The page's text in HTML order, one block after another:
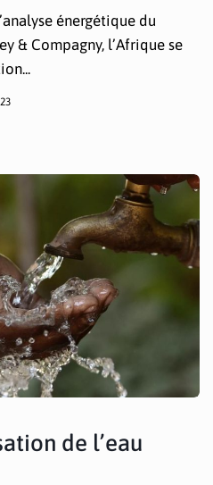
énergétique du
& Compagny, l’Afrique se
de l’eau